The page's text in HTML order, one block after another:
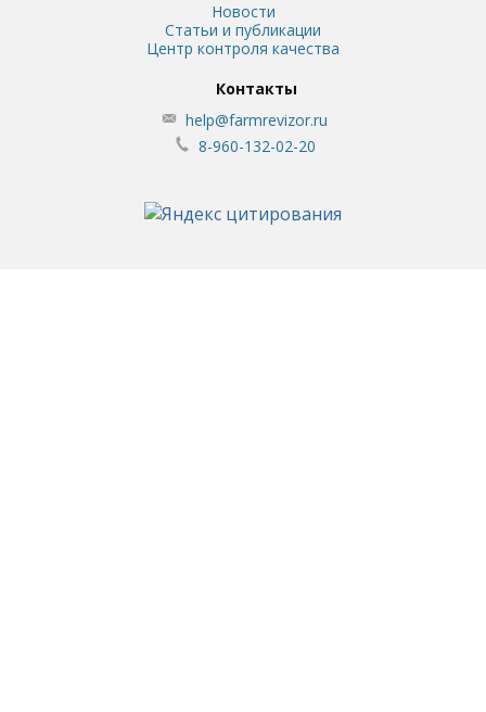
Новости
Статьи и публикации
Центр контроля качества
Контакты
help@farmrevizor.ru
8-960-132-02-20